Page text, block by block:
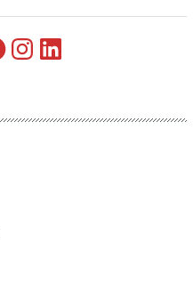
InstagramLinkedIn